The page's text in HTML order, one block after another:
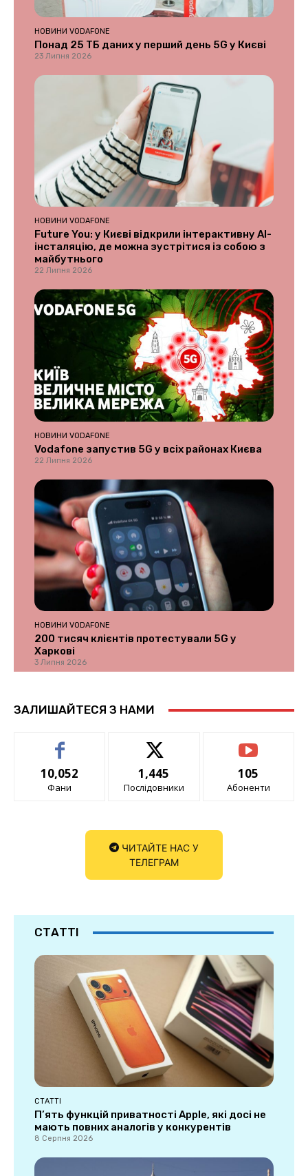
НОВИНИ VODAFONE
Понад 25 ТБ даних у перший день 5G у Києві
23 Липня 2026
НОВИНИ VODAFONE
Future You: у Києві відкрили інтерактивну AI-
інсталяцію, де можна зустрітися із собою з
майбутнього
22 Липня 2026
НОВИНИ VODAFONE
Vodafone запустив 5G у всіх районах Києва
22 Липня 2026
НОВИНИ VODAFONE
200 тисяч клієнтів протестували 5G у
Харкові
3 Липня 2026
ЗАЛИШАЙТЕСЯ З НАМИ
10,052
Фани
1,445
Послідовники
105
Абоненти
ЧИТАЙТЕ НАС У
ТЕЛЕГРАМ
СТАТТІ
СТАТТІ
П’ять функцій приватності Apple, які досі не
мають повних аналогів у конкурентів
8 Серпня 2026